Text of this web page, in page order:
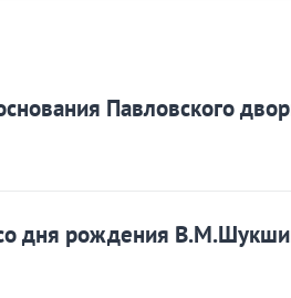
Павловского
дня рождения